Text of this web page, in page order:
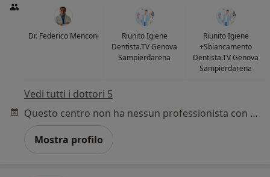
Dr. Federico Menconi
Riunito Igiene
Dentista.TV Genova
Sampierdarena
Riunito Igiene
+Sbiancamento
Dentista.TV Genova
Sampierdarena
Vedi tutti i dottori 5
Questo centro non ha nessun professionista con date disponibili
Mostra profilo